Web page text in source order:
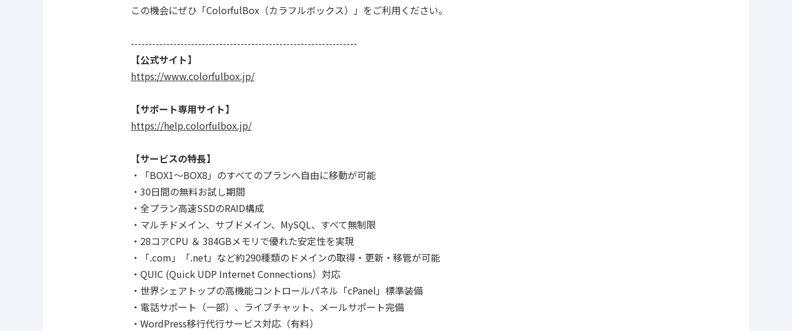
この機会にぜひ「ColorfulBox（カラフルボックス）」をご利用ください。
----------------------------------------------------------------
【公式サイト】
https://www.colorfulbox.jp/
【サポート専用サイト】
https://help.colorfulbox.jp/
【サービスの特長】
・「BOX1〜BOX8」のすべてのプランへ自由に移動が可能
・30日間の無料お試し期間
・全プラン高速SSDのRAID構成
・マルチドメイン、サブドメイン、MySQL、すべて無制限
・28コアCPU ＆ 384GBメモリで優れた安定性を実現
・「.com」「.net」など約290種類のドメインの取得・更新・移管が可能
・QUIC (Quick UDP Internet Connections）対応
・世界シェアトップの高機能コントロールパネル「cPanel」標準装備
・電話サポート（一部）、ライブチャット、メールサポート完備
・WordPress移行代行サービス対応（有料）